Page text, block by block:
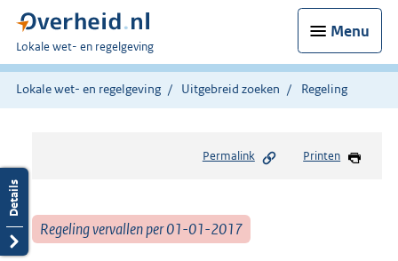
Menu
U
bent
hier:
Lokale wet- en regelgeving
Lokale wet- en regelgeving Uitgebreid zoeken Regeling
Permalink Printen
Regeling vervallen per 01-01-2017